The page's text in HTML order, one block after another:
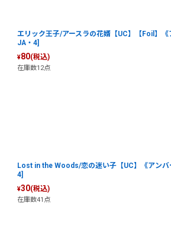
エリック王子/アースラの花婿【UC】【Foil】《
JA・4]
¥80(税込)
在庫数12点
Lost in the Woods/恋の迷い子【UC】《アンバ
4]
¥30(税込)
在庫数41点